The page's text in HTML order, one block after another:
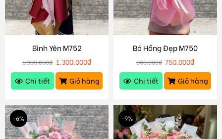
Bình Yên M752
1.350.000₫ 1.300.000₫
Chi tiết
Giỏ hàng
Bó Hồng Đẹp M750
800.000₫ 750.000₫
Chi tiết
Giỏ hàng
-6% -9%